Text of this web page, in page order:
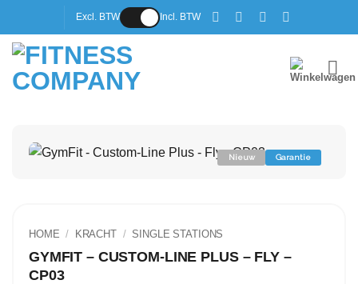
inhoud
Excl. BTW Incl. BTW
Nieuw Garantie
HOME / KRACHT / SINGLE STATIONS
GYMFIT – CUSTOM-LINE PLUS – FLY –
CP03